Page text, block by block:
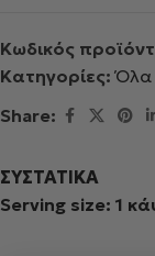
Κωδικός
Κατηγορίες: Όλα
Share:
ΣΥΣΤΑΤΙΚΑ
Serving size: 1